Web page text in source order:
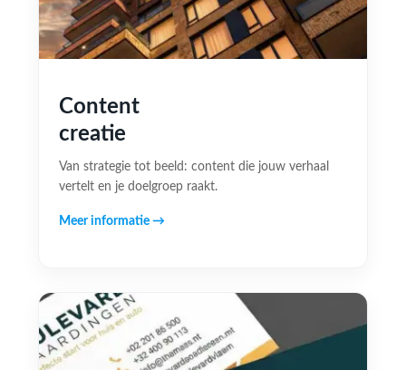
Content
creatie
Van strategie tot beeld: content die jouw verhaal
vertelt en je doelgroep raakt.
Meer informatie →